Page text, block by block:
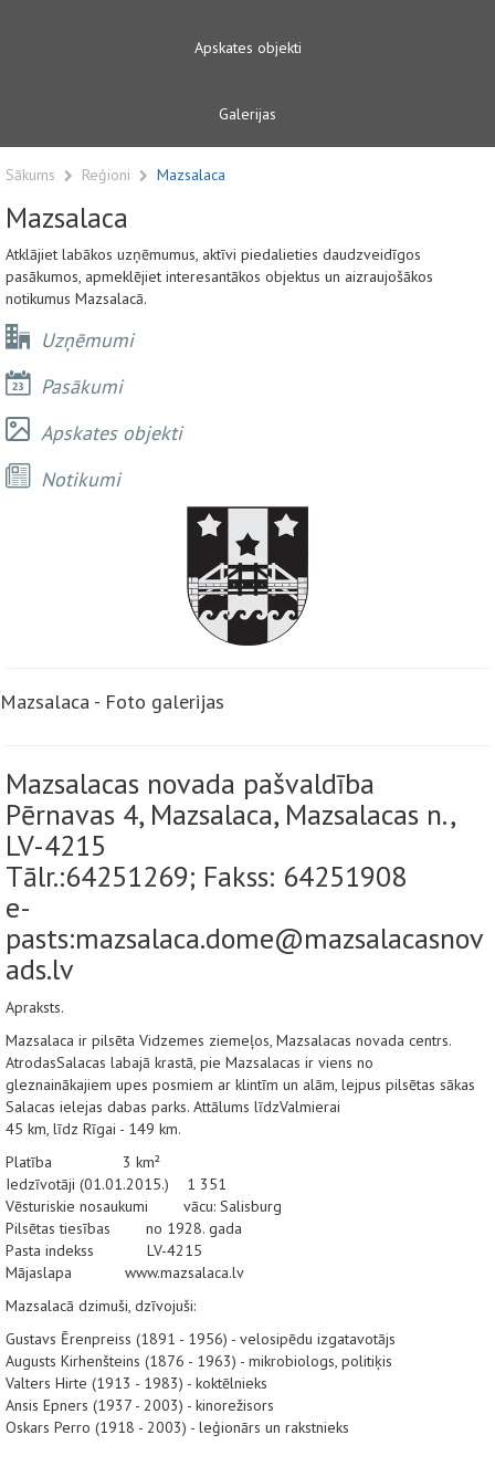
Apskates objekti
Galerijas
Sākums Reģioni Mazsalaca
Mazsalaca
Atklājiet labākos uzņēmumus, aktīvi piedalieties daudzveidīgos
pasākumos, apmeklējiet interesantākos objektus un aizraujošākos
notikumus Mazsalacā.
Uzņēmumi
Pasākumi
Apskates objekti
Notikumi
Mazsalaca - Foto galerijas
Mazsalacas novada pašvaldība
Pērnavas 4, Mazsalaca, Mazsalacas n.,
LV-4215
Tālr.:64251269; Fakss: 64251908
e-
pasts:mazsalaca.dome@mazsalacasnov
ads.lv
Apraksts.
Mazsalaca ir pilsēta Vidzemes ziemeļos, Mazsalacas novada centrs.
AtrodasSalacas labajā krastā, pie Mazsalacas ir viens no
gleznainākajiem upes posmiem ar klintīm un alām, lejpus pilsētas sākas
Salacas ielejas dabas parks. Attālums līdzValmierai
45 km, līdz Rīgai - 149 km.
Platība 3 km²
Iedzīvotāji (01.01.2015.) 1 351
Vēsturiskie nosaukumi vācu: Salisburg
Pilsētas tiesības no 1928. gada
Pasta indekss LV-4215
Mājaslapa www.mazsalaca.lv
Mazsalacā dzimuši, dzīvojuši:
Gustavs Ērenpreiss (1891 - 1956) - velosipēdu izgatavotājs
Augusts Kirhenšteins (1876 - 1963) - mikrobiologs, politiķis
Valters Hirte (1913 - 1983) - koktēlnieks
Ansis Epners (1937 - 2003) - kinorežisors
Oskars Perro (1918 - 2003) - leģionārs un rakstnieks